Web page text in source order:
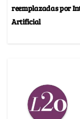
reemplazadas por
Artificial